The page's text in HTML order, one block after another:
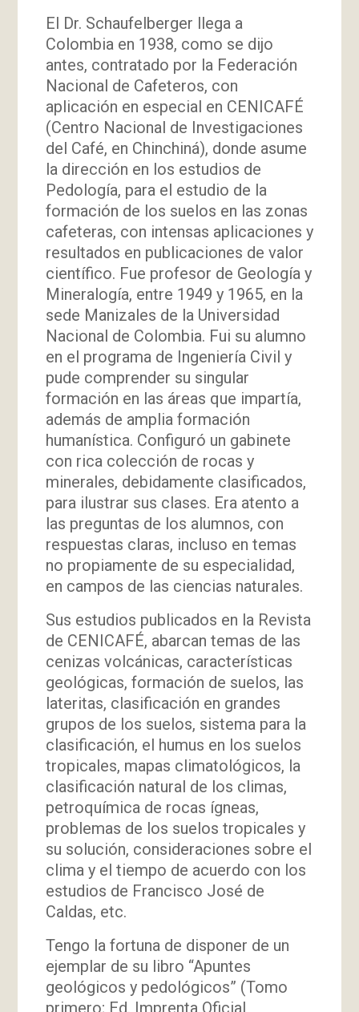
El Dr. Schaufelberger llega a
Colombia en 1938, como se dijo
antes, contratado por la Federación
Nacional de Cafeteros, con
aplicación en especial en CENICAFÉ
(Centro Nacional de Investigaciones
del Café, en Chinchiná), donde asume
la dirección en los estudios de
Pedología, para el estudio de la
formación de los suelos en las zonas
cafeteras, con intensas aplicaciones y
resultados en publicaciones de valor
científico. Fue profesor de Geología y
Mineralogía, entre 1949 y 1965, en la
sede Manizales de la Universidad
Nacional de Colombia. Fui su alumno
en el programa de Ingeniería Civil y
pude comprender su singular
formación en las áreas que impartía,
además de amplia formación
humanística. Configuró un gabinete
con rica colección de rocas y
minerales, debidamente clasificados,
para ilustrar sus clases. Era atento a
las preguntas de los alumnos, con
respuestas claras, incluso en temas
no propiamente de su especialidad,
en campos de las ciencias naturales.
Sus estudios publicados en la Revista
de CENICAFÉ, abarcan temas de las
cenizas volcánicas, características
geológicas, formación de suelos, las
lateritas, clasificación en grandes
grupos de los suelos, sistema para la
clasificación, el humus en los suelos
tropicales, mapas climatológicos, la
clasificación natural de los climas,
petroquímica de rocas ígneas,
problemas de los suelos tropicales y
su solución, consideraciones sobre el
clima y el tiempo de acuerdo con los
estudios de Francisco José de
Caldas, etc.
Tengo la fortuna de disponer de un
ejemplar de su libro “Apuntes
geológicos y pedológicos” (Tomo
primero; Ed. Imprenta Oficial,